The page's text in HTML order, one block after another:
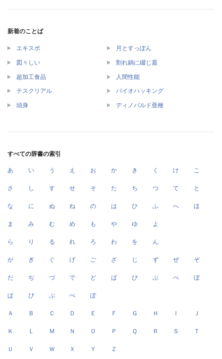
新着のことば
エキスポ 月とすっぽん
図々しい 割れ鍋に綴じ蓋
超加工食品 人間性能
テスクリアル バイオハッキング
頭身 ディノバルド亜種
すべての辞書の索引
あ い う え お か き く け こ
さ し す せ そ た ち つ て と
な に ぬ ね の は ひ ふ へ ほ
ま み む め も や ゆ よ
ら り る れ ろ わ を ん
が ぎ ぐ げ ご ざ じ ず ぜ ぞ
だ ぢ づ で ど ば び ぶ べ ぼ
ぱ ぴ ぷ ぺ ぽ
Ａ Ｂ Ｃ Ｄ Ｅ Ｆ Ｇ Ｈ Ｉ Ｊ
Ｋ Ｌ Ｍ Ｎ Ｏ Ｐ Ｑ Ｒ Ｓ Ｔ
Ｕ Ｖ Ｗ Ｘ Ｙ Ｚ